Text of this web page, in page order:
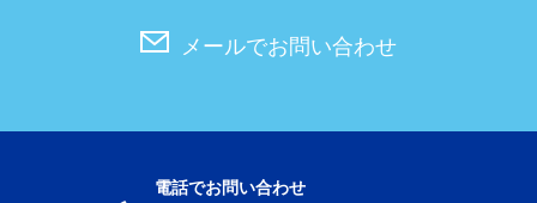
メールでお問い合わせ
電話でお問い合わせ